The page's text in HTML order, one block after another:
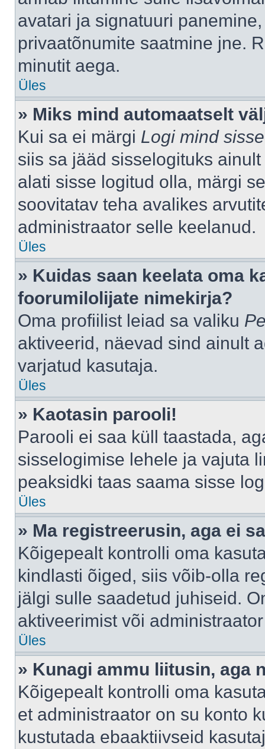
avatari ja signatuuri
privaatõnumite saatmine jne.
minutit aega.
Üles
» Miks mind automaatselt
Kui sa ei märgi Logi mind
siis sa jääd sisselogituks
alati sisse logitud olla, märgi
soovitatav teha avalikes
administraator selle keelanud.
Üles
» Kuidas saan keelata oma
foorumilolijate nimekirja?
Oma profiilist leiad sa valiku
aktiveerid, näevad sind ainult
varjatud kasutaja.
Üles
» Kaotasin parooli!
Parooli ei saa küll taastada,
sisselogimise lehele ja vajuta
peaksidki taas saama sisse
Üles
» Ma registreerusin, aga ei
Kõigepealt kontrolli oma
kindlasti õiged, siis võib-olla
jälgi sulle saadetud juhiseid.
aktiveerimist või
Üles
» Kunagi ammu liitusin, aga
Kõigepealt kontrolli oma
et administraator on su konto
kustutada ebaaktiivseid